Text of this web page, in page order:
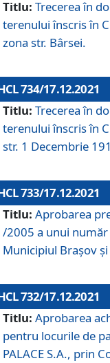
Titlu: Trecerea în
terenului înscris în
zona str. Bârsei.
734/17.12.2021
Titlu: Trecerea în
terenului înscris în
str. 1 Decembrie
733/17.12.2021
Titlu: Aprobarea
/2005 a unui
Municipiul Braşov şi
732/17.12.2021
Titlu: Aprobarea
pentru locurile de
PALACE S.A., prin